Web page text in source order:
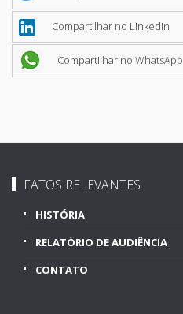
Compartilhar no Linkedin
Compartilhar no WhatsApp
FATOS RELEVANTES
HISTÓRIA
RELATÓRIO DE AUDIÊNCIA
CONTATO